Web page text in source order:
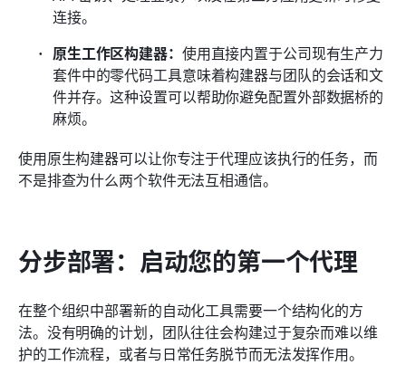
连接。
原生工作区构建器： 使用直接内置于公司现有生产力
套件中的零代码工具意味着构建器与团队的会话和文
件并存。这种设置可以帮助你避免配置外部数据桥的
麻烦。
使用原生构建器可以让你专注于代理应该执行的任务，而
不是排查为什么两个软件无法互相通信。
分步部署：启动您的第一个代理
在整个组织中部署新的自动化工具需要一个结构化的方
法。没有明确的计划，团队往往会构建过于复杂而难以维
护的工作流程，或者与日常任务脱节而无法发挥作用。